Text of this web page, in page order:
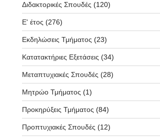
Διδακτορικές Σπουδές (120)
Ε' έτος (276)
Εκδηλώσεις Τμήματος (23)
Κατατακτήριες Εξετάσεις (34)
Μεταπτυχιακές Σπουδές (28)
Μητρώο Τμήματος (1)
Προκηρύξεις Τμήματος (84)
Προπτυχιακές Σπουδές (12)